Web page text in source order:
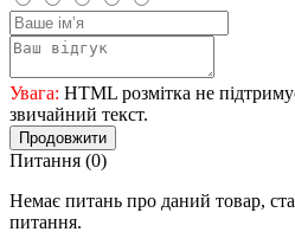
Увага: HTML розмітка не
звичайний текст.
Продовжити
Питання (0)
Немає питань про даний товар,
питання.